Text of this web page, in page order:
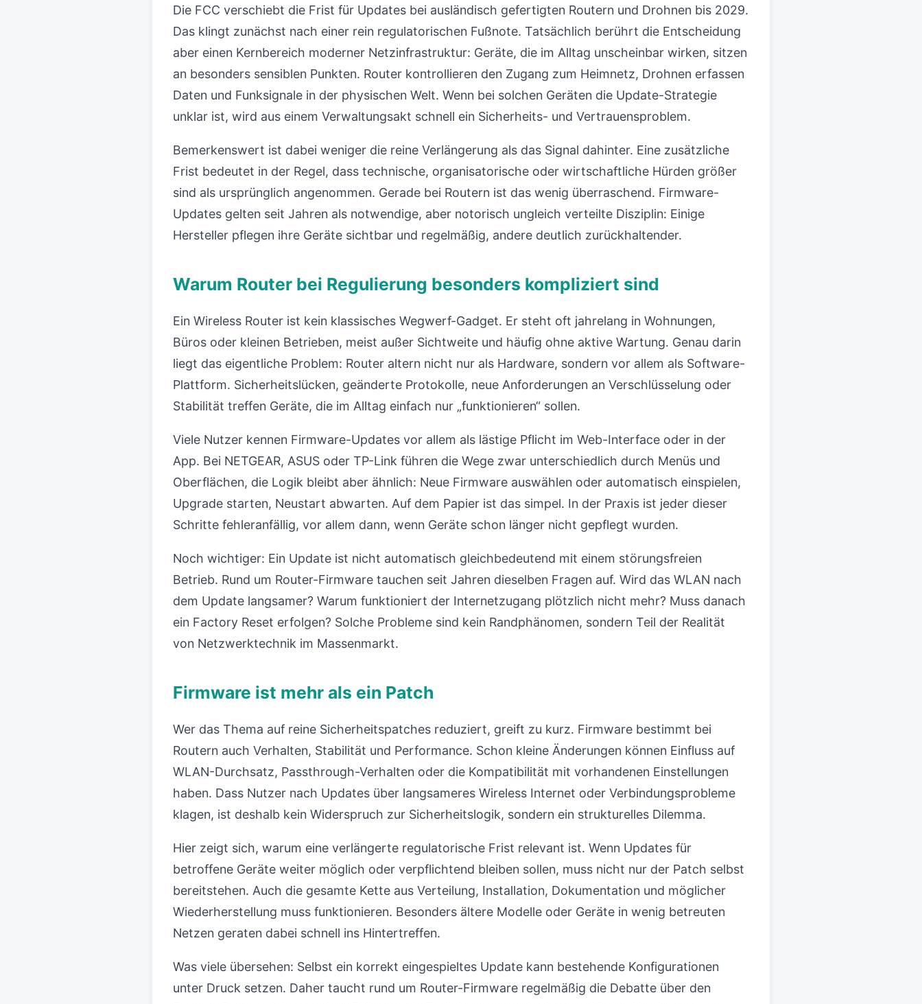
Die FCC verschiebt die Frist für Updates bei ausländisch gefertigten Routern und Drohnen bis 2029.
Das klingt zunächst nach einer rein regulatorischen Fußnote. Tatsächlich berührt die Entscheidung
aber einen Kernbereich moderner Netzinfrastruktur: Geräte, die im Alltag unscheinbar wirken, sitzen
an besonders sensiblen Punkten. Router kontrollieren den Zugang zum Heimnetz, Drohnen erfassen
Daten und Funksignale in der physischen Welt. Wenn bei solchen Geräten die Update-Strategie
unklar ist, wird aus einem Verwaltungsakt schnell ein Sicherheits- und Vertrauensproblem.
Bemerkenswert ist dabei weniger die reine Verlängerung als das Signal dahinter. Eine zusätzliche
Frist bedeutet in der Regel, dass technische, organisatorische oder wirtschaftliche Hürden größer
sind als ursprünglich angenommen. Gerade bei Routern ist das wenig überraschend. Firmware-
Updates gelten seit Jahren als notwendige, aber notorisch ungleich verteilte Disziplin: Einige
Hersteller pflegen ihre Geräte sichtbar und regelmäßig, andere deutlich zurückhaltender.
Warum Router bei Regulierung besonders kompliziert sind
Ein Wireless Router ist kein klassisches Wegwerf-Gadget. Er steht oft jahrelang in Wohnungen,
Büros oder kleinen Betrieben, meist außer Sichtweite und häufig ohne aktive Wartung. Genau darin
liegt das eigentliche Problem: Router altern nicht nur als Hardware, sondern vor allem als Software-
Plattform. Sicherheitslücken, geänderte Protokolle, neue Anforderungen an Verschlüsselung oder
Stabilität treffen Geräte, die im Alltag einfach nur „funktionieren“ sollen.
Viele Nutzer kennen Firmware-Updates vor allem als lästige Pflicht im Web-Interface oder in der
App. Bei NETGEAR, ASUS oder TP-Link führen die Wege zwar unterschiedlich durch Menüs und
Oberflächen, die Logik bleibt aber ähnlich: Neue Firmware auswählen oder automatisch einspielen,
Upgrade starten, Neustart abwarten. Auf dem Papier ist das simpel. In der Praxis ist jeder dieser
Schritte fehleranfällig, vor allem dann, wenn Geräte schon länger nicht gepflegt wurden.
Noch wichtiger: Ein Update ist nicht automatisch gleichbedeutend mit einem störungsfreien
Betrieb. Rund um Router-Firmware tauchen seit Jahren dieselben Fragen auf. Wird das WLAN nach
dem Update langsamer? Warum funktioniert der Internetzugang plötzlich nicht mehr? Muss danach
ein Factory Reset erfolgen? Solche Probleme sind kein Randphänomen, sondern Teil der Realität
von Netzwerktechnik im Massenmarkt.
Firmware ist mehr als ein Patch
Wer das Thema auf reine Sicherheitspatches reduziert, greift zu kurz. Firmware bestimmt bei
Routern auch Verhalten, Stabilität und Performance. Schon kleine Änderungen können Einfluss auf
WLAN-Durchsatz, Passthrough-Verhalten oder die Kompatibilität mit vorhandenen Einstellungen
haben. Dass Nutzer nach Updates über langsameres Wireless Internet oder Verbindungsprobleme
klagen, ist deshalb kein Widerspruch zur Sicherheitslogik, sondern ein strukturelles Dilemma.
Hier zeigt sich, warum eine verlängerte regulatorische Frist relevant ist. Wenn Updates für
betroffene Geräte weiter möglich oder verpflichtend bleiben sollen, muss nicht nur der Patch selbst
bereitstehen. Auch die gesamte Kette aus Verteilung, Installation, Dokumentation und möglicher
Wiederherstellung muss funktionieren. Besonders ältere Modelle oder Geräte in wenig betreuten
Netzen geraten dabei schnell ins Hintertreffen.
Was viele übersehen: Selbst ein korrekt eingespieltes Update kann bestehende Konfigurationen
unter Druck setzen. Daher taucht rund um Router-Firmware regelmäßig die Debatte über den